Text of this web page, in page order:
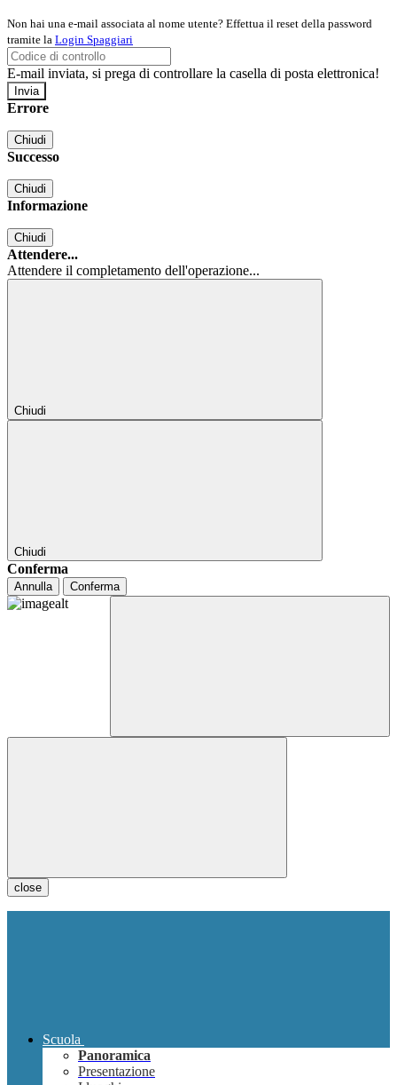
Non hai una e-mail associata al nome utente? Effettua il reset della password
tramite la Login Spaggiari
E-mail inviata, si prega di controllare la casella di posta elettronica!
Errore
Chiudi
Successo
Chiudi
Informazione
Chiudi
Attendere...
Attendere il completamento dell'operazione...
Chiudi
Chiudi
Conferma
Annulla Conferma
close
Scuola
Panoramica
Presentazione